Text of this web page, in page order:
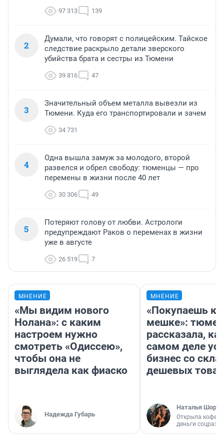
97 313 139
2
Думали, что говорят с полицейским. Тайское
следствие раскрыло детали зверского
убийства брата и сестры из Тюмени
39 816 47
3
Значительный объем металла вывезли из
Тюмени. Куда его транспортировали и зачем
34 731
4
Одна вышла замуж за молодого, второй
развелся и обрел свободу: тюменцы — про
перемены в жизни после 40 лет
30 306 49
5
Потеряют голову от любви. Астрологи
предупреждают Раков о переменах в жизни
уже в августе
26 519 7
МНЕНИЕ
«Мы видим нового
Нолана»: с каким
настроем нужно
смотреть «Одиссею»,
чтобы она не
выглядела как фиаско
Надежда Губарь
МНЕНИЕ
«Покупаешь
мешке»:
рассказала,
самом деле
бизнес со
дешевых
Наталья
Открыла
деньги